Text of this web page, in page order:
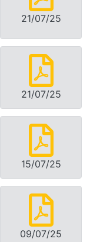
21/07/25
21/07/25
15/07/25
09/07/25